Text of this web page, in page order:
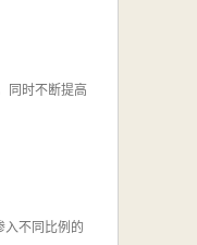
同时不断提高
入不同比例的